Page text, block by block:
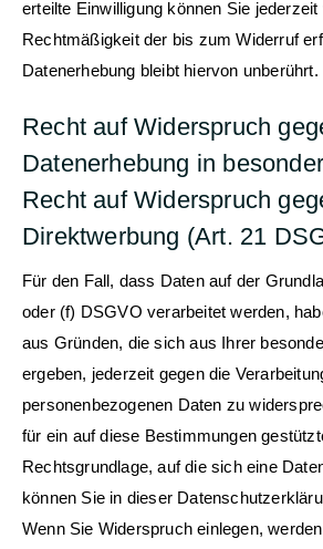
erteilte Einwilligung können Sie
Rechtmäßigkeit der bis zum Widerruf
Datenerhebung bleibt hiervon unberührt.
Recht auf Widerspruch
Datenerhebung in
Recht auf Widerspruch
Direktwerbung (Art. 21
Für den Fall, dass Daten auf der
oder (f) DSGVO verarbeitet werden,
aus Gründen, die sich aus Ihrer
ergeben, jederzeit gegen die
personenbezogenen Daten zu
für ein auf diese Bestimmungen
Rechtsgrundlage, auf die sich eine
können Sie in dieser
Wenn Sie Widerspruch einlegen,